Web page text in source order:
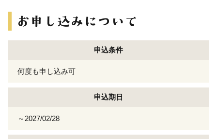
申込条件
何度も申し込み可
申込期日
～2027/02/28